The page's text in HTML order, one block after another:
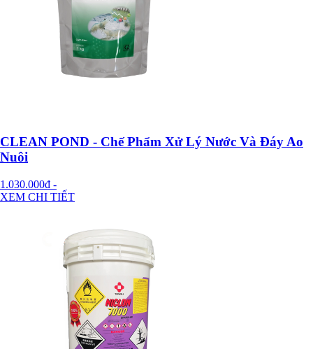
CLEAN POND - Chế Phẩm Xử Lý Nước Và Đáy Ao
Nuôi
1.030.000đ -
XEM CHI TIẾT